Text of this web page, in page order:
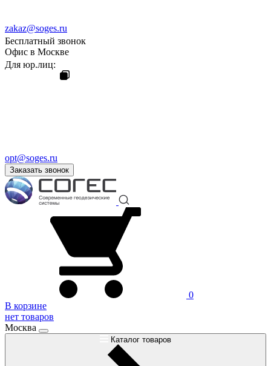
zakaz@soges.ru
Бесплатный звонок
Офис в Москве
Для юр.лиц:
opt@soges.ru
Заказать звонок
0
В корзине
нет товаров
Москва
Каталог товаров